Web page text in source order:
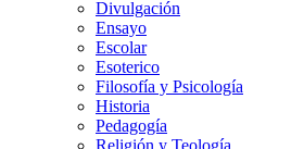
Divulgación
Ensayo
Escolar
Esoterico
Filosofía y Psicología
Historia
Pedagogía
Religión y Teología